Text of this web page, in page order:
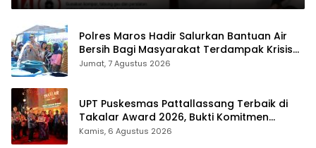
Polres Maros Hadir Salurkan Bantuan Air
Bersih Bagi Masyarakat Terdampak Krisis
Air Bersih Di Maros
Jumat, 7 Agustus 2026
UPT Puskesmas Pattallassang Terbaik di
Takalar Award 2026, Bukti Komitmen
Hadirkan Pelayanan Kesehatan Berkualitas
Kamis, 6 Agustus 2026